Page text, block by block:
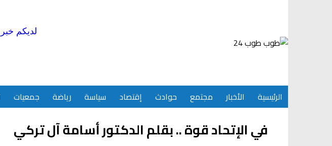
لديكم
الرئيسية الأخبار مجتمع حوادث إقتصاد سياسة رياضة جمعيات
في الإتحاد قوة .. بقلم الدكتور أسامة آل تركي‎